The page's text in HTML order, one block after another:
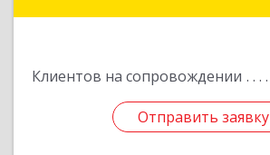
Клиентов на сопровождении
Отправить заявку
Отправить заявку